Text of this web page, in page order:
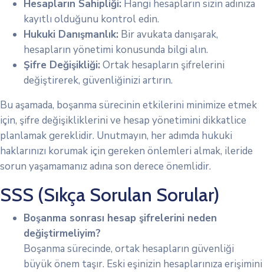
Hesapların Sahipliği: Hangi hesapların sizin adınıza
kayıtlı olduğunu kontrol edin.
Hukuki Danışmanlık: Bir avukata danışarak,
hesapların yönetimi konusunda bilgi alın.
Şifre Değişikliği: Ortak hesapların şifrelerini
değiştirerek, güvenliğinizi artırın.
Bu aşamada, boşanma sürecinin etkilerini minimize etmek
için, şifre değişikliklerini ve hesap yönetimini dikkatlice
planlamak gereklidir. Unutmayın, her adımda hukuki
haklarınızı korumak için gereken önlemleri almak, ileride
sorun yaşamamanız adına son derece önemlidir.
SSS (Sıkça Sorulan Sorular)
Boşanma sonrası hesap şifrelerini neden
değiştirmeliyim?
Boşanma sürecinde, ortak hesapların güvenliği
büyük önem taşır. Eski eşinizin hesaplarınıza erişimini